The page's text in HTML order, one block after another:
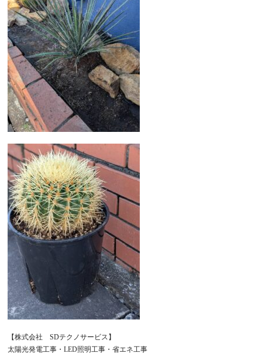
【株式会社 SDテクノサービス】
太陽光発電工事・LED照明工事・省エネ工事